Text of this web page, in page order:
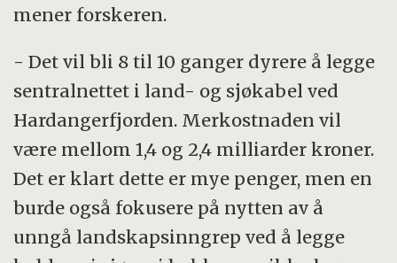
mener forskeren.
- Det vil bli 8 til 10 ganger dyrere å legge
sentralnettet i land- og sjøkabel ved
Hardangerfjorden. Merkostnaden vil
være mellom 1,4 og 2,4 milliarder kroner.
Det er klart dette er mye penger, men en
burde også fokusere på nytten av å
unngå landskapsinngrep ved å legge